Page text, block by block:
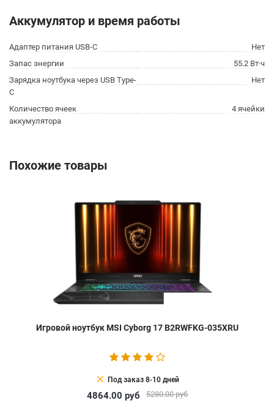
Аккумулятор и время работы
Адаптер питания USB-C
Нет
Запас энергии
55.2 Вт·ч
Зарядка ноутбука через USB Type-
C
Нет
Количество ячеек
аккумулятора
4 ячейки
Похожие товары
Игровой ноутбук MSI Cyborg 17 B2RWFKG-035XRU
clear Под заказ 8-10 дней
4864.00 руб 5280.00 руб